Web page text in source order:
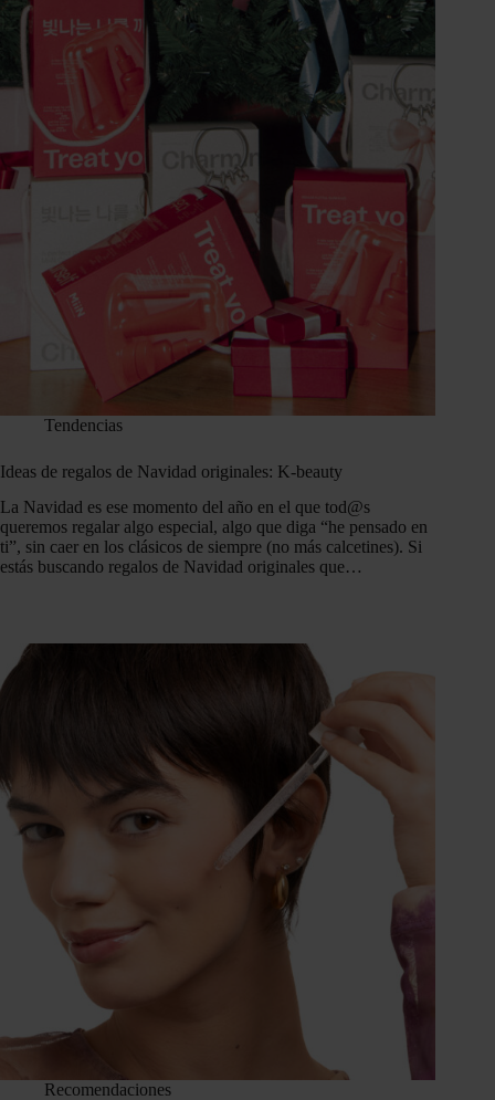
Tendencias
Ideas de regalos de Navidad originales: K-beauty
La Navidad es ese momento del año en el que tod@s
queremos regalar algo especial, algo que diga “he pensado en
ti”, sin caer en los clásicos de siempre (no más calcetines). Si
estás buscando regalos de Navidad originales que…
Recomendaciones